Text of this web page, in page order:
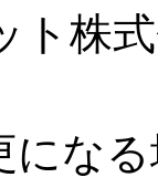
ト株
な